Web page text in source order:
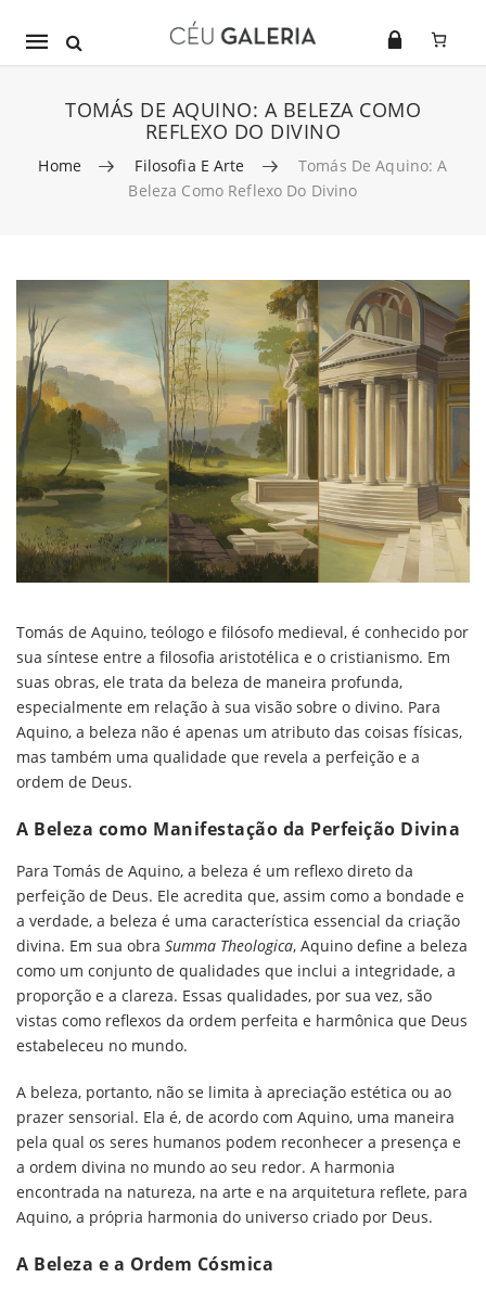
Mobile
TOMÁS DE AQUINO: A BELEZA COMO
REFLEXO DO DIVINO
Home Filosofia E Arte
Tomás De Aquino: A
Beleza Como Reflexo Do Divino
Skip to content
Tomás de Aquino, teólogo e filósofo medieval, é conhecido por
sua síntese entre a filosofia aristotélica e o cristianismo. Em
suas obras, ele trata da beleza de maneira profunda,
especialmente em relação à sua visão sobre o divino. Para
Aquino, a beleza não é apenas um atributo das coisas físicas,
mas também uma qualidade que revela a perfeição e a
ordem de Deus.
A Beleza como Manifestação da Perfeição Divina
Para Tomás de Aquino, a beleza é um reflexo direto da
perfeição de Deus. Ele acredita que, assim como a bondade e
a verdade, a beleza é uma característica essencial da criação
divina. Em sua obra Summa Theologica, Aquino define a beleza
como um conjunto de qualidades que inclui a integridade, a
proporção e a clareza. Essas qualidades, por sua vez, são
vistas como reflexos da ordem perfeita e harmônica que Deus
estabeleceu no mundo.
A beleza, portanto, não se limita à apreciação estética ou ao
prazer sensorial. Ela é, de acordo com Aquino, uma maneira
pela qual os seres humanos podem reconhecer a presença e
a ordem divina no mundo ao seu redor. A harmonia
encontrada na natureza, na arte e na arquitetura reflete, para
Aquino, a própria harmonia do universo criado por Deus.
A Beleza e a Ordem Cósmica